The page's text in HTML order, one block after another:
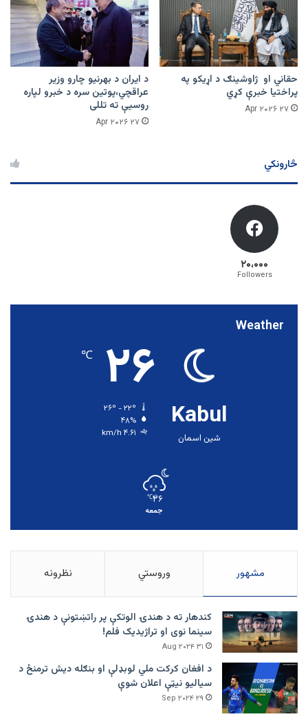
حقاني او ژاوشینګ د اړیکو په
پراختیا خبرې کړي
۲۷ Apr ۲۰۲۶
د ایران د بهرنیو چارو وزیر
عراقچي،پوتین سره د خبرو لپاره
روسیې ته تللی
۲۷ Apr ۲۰۲۶
څارونکي
۲۰،۰۰۰
Followers
Weather
Kabul
شین اسمان
۲۶ ℃
۴۸%
۴.۶۱ km/h
۲۶℃
جمعه
مشهور وروستي نظرونه
کندهار ته د هندۍ الوتکې پر راتښتونې د هندۍ
سینما نوی او تراژيديک فلم!
۳۱ Aug ۲۰۲۴
د افغان کرکت ملي لوبډلې او بنګله دیش ترمنځ د
سیالیو نیټې اعلان شوې
۲۹ Sep ۲۰۲۴